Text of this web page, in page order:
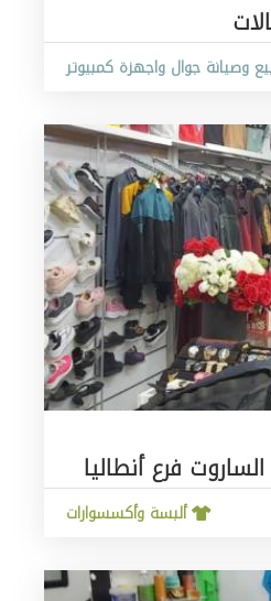
وصيانة جوال واجهزة كمبيوتر
فرع أنطاليا
ألبسة وأكسسوارات